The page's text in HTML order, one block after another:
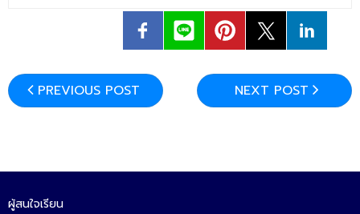
PREVIOUS POST NEXT POST
ผู้สนใจเรียน